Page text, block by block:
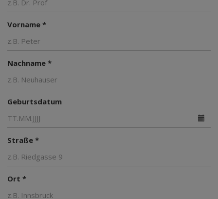
Vorname *
Nachname *
Geburtsdatum
Straße *
Ort *